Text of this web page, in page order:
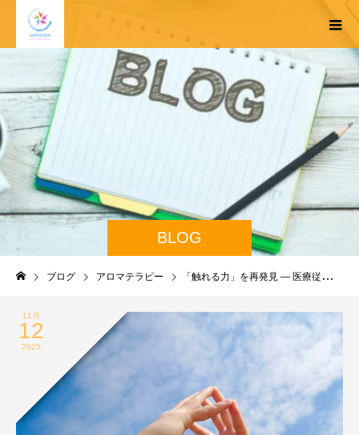
BLOG
ブログ アロマテラピー 「触れる力」を再発見 — 医療従事者がスポーツアロマを学ぶ意味
11月
12
2025